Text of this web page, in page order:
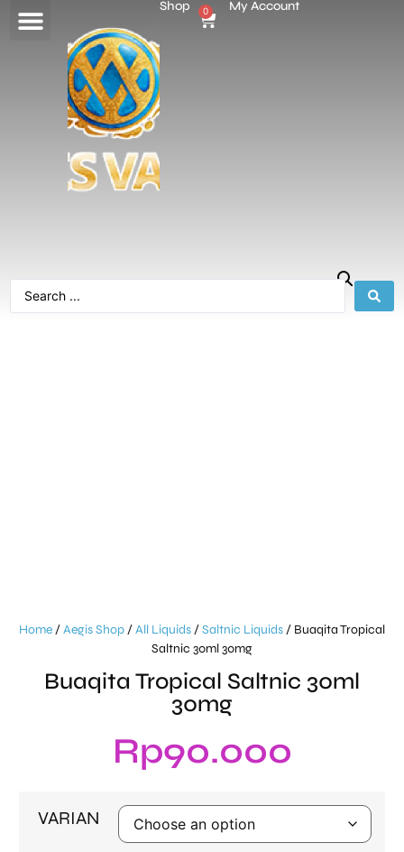
Shop 0 My Account
Home /Aegis Shop /All Liquids /Saltnic Liquids / Buaqita Tropical
Saltnic 30ml 30mg
Buaqita Tropical Saltnic 30ml
30mg
Rp90.000
VARIAN